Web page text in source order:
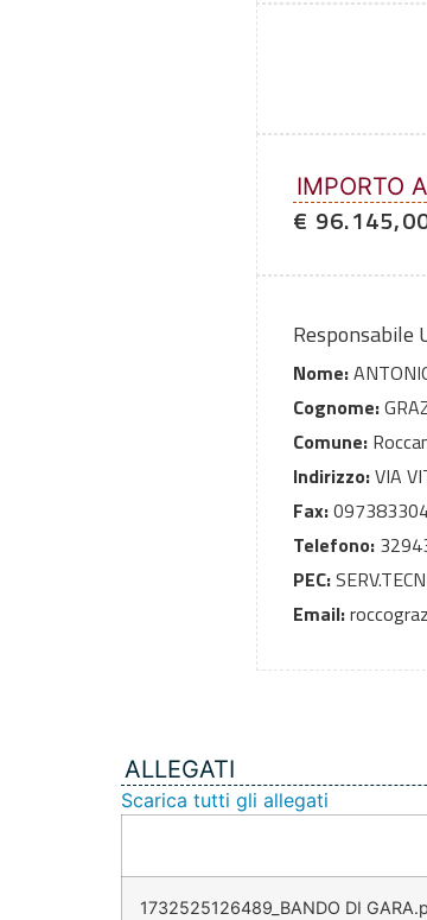
IMPORTO
€
Responsabile
Nome:
Cognome:
Comune:
Indirizzo:VIA
Fax:
Telefono:
PEC:
Email:
ALLEGATI
Scarica tutti gli allegati
1732525126489_BANDO DI